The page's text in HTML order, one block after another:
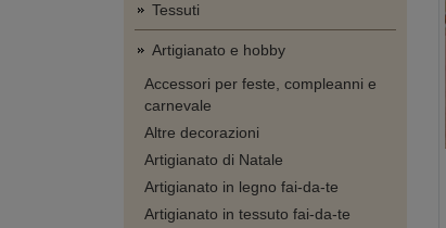
Tessuti
Artigianato e hobby
Accessori per feste, compleanni e
carnevale
Altre decorazioni
Artigianato di Natale
Artigianato in legno fai-da-te
Artigianato in tessuto fai-da-te